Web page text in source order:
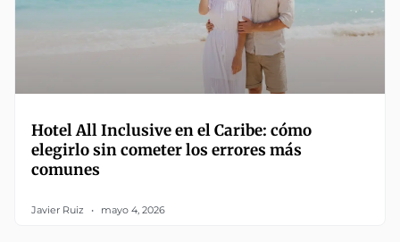
Hotel All Inclusive en el Caribe: cómo
elegirlo sin cometer los errores más
comunes
Javier Ruiz mayo 4, 2026